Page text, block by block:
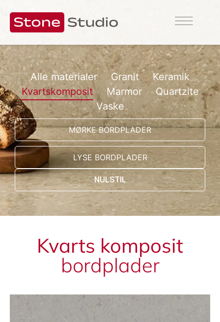
Alle materialer Granit
Keramik
Kvartskomposit
Marmor
Quartzite
Vaske
Bordplade
MØRKE BORDPLADER
LYSE BORDPLADER
NULSTIL
Kvarts komposit
bordplader